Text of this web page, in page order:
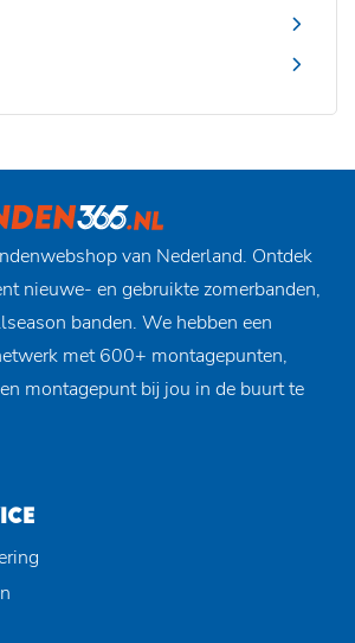
van Nederland. Ontdek
nieuwe- en gebruikte zomerbanden,
banden. We hebben een
met 600+ montagepunten,
montagepunt bij jou in de buurt te